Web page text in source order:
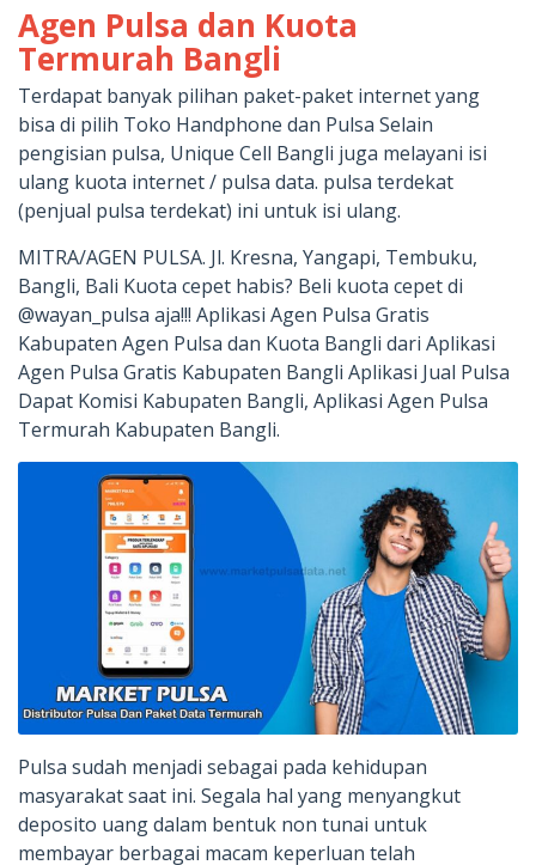
Agen Pulsa dan Kuota
Termurah Bangli
Terdapat banyak pilihan paket-paket internet yang
bisa di pilih Toko Handphone dan Pulsa Selain
pengisian pulsa, Unique Cell Bangli juga melayani isi
ulang kuota internet / pulsa data. pulsa terdekat
(penjual pulsa terdekat) ini untuk isi ulang.
MITRA/AGEN PULSA. Jl. Kresna, Yangapi, Tembuku,
Bangli, Bali Kuota cepet habis? Beli kuota cepet di
@wayan_pulsa aja!!! Aplikasi Agen Pulsa Gratis
Kabupaten Agen Pulsa dan Kuota Bangli dari Aplikasi
Agen Pulsa Gratis Kabupaten Bangli Aplikasi Jual Pulsa
Dapat Komisi Kabupaten Bangli, Aplikasi Agen Pulsa
Termurah Kabupaten Bangli.
Pulsa sudah menjadi sebagai pada kehidupan
masyarakat saat ini. Segala hal yang menyangkut
deposito uang dalam bentuk non tunai untuk
membayar berbagai macam keperluan telah